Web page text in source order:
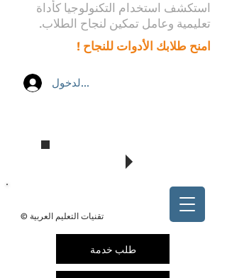
© تقنيات التعليم العربية
طلب خدمة
استكشف استخدام التكنولوجيا كأداة
تعليمية وعامل تمكين لنجاح الطلاب.
امنح طلابك الأدوات للنجاح !
تسجيل الدخول
تابع